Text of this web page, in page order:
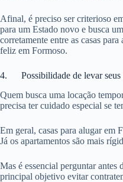
Afinal, é preciso ser criterioso
para um Estado novo e busca
corretamente entre as casas
feliz em Formoso.
4. Possibilidade de levar seus
Quem busca uma locação
precisa ter cuidado especial se
Em geral, casas para alugar em
Já os apartamentos são mais
Mas é essencial perguntar
principal objetivo evitar